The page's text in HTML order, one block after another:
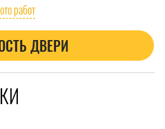
работ
ДВЕРИ